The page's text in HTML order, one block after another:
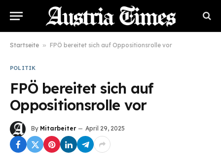
Startseite » FPÖ bereitet sich auf Oppositionsrolle vor
POLITIK
FPÖ bereitet sich auf
Oppositionsrolle vor
By Mitarbeiter April 29, 2025